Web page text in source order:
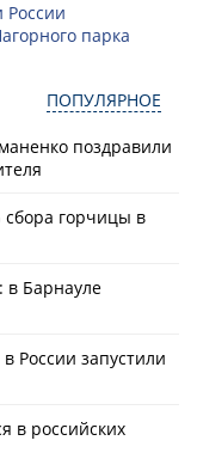
парка
ПОПУЛЯРНОЕ
поздравили
сбора горчицы в
в Барнауле
России запустили
в российских